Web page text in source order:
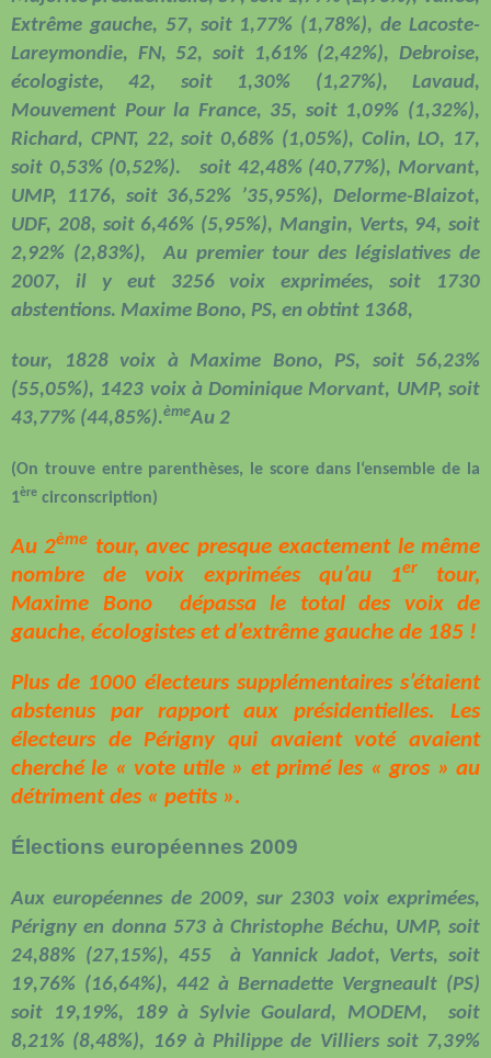
Extrême gauche, 57, soit 1,77% (1,78%), de Lacoste-
Lareymondie, FN, 52, soit 1,61% (2,42%), Debroise,
écologiste, 42, soit 1,30% (1,27%), Lavaud,
Mouvement Pour la France, 35, soit 1,09% (1,32%),
Richard, CPNT, 22, soit 0,68% (1,05%), Colin, LO, 17,
soit 0,53% (0,52%).
soit 42,48% (40,77%), Morvant,
UMP, 1176, soit 36,52% ’35,95%), Delorme-Blaizot,
UDF, 208, soit 6,46% (5,95%), Mangin, Verts, 94, soit
2,92% (2,83%),
Au premier tour des législatives de
2007, il y eut 3256 voix exprimées, soit 1730
abstentions. Maxime Bono, PS, en obtint 1368,
tour, 1828 voix à Maxime Bono, PS, soit 56,23%
(55,05%), 1423 voix à Dominique Morvant, UMP, soit
43,77% (44,85%).èmeAu 2
(On trouve entre parenthèses, le score dans l‘ensemble de la
1ère circonscription)
Au 2ème tour, avec presque exactement le même
nombre de voix exprimées qu’au 1er
tour,
Maxime Bono
dépassa le total des voix de
gauche, écologistes et d’extrême gauche de 185 !
Plus de 1000 électeurs supplémentaires s’étaient
abstenus par rapport aux présidentielles. Les
électeurs de Périgny qui avaient voté avaient
cherché le « vote utile » et primé les « gros » au
détriment des « petits ».
Élections européennes 2009
Aux européennes de 2009, sur 2303 voix exprimées,
Périgny en donna 573 à Christophe Béchu, UMP, soit
24,88% (27,15%), 455
à Yannick Jadot, Verts, soit
19,76% (16,64%), 442 à Bernadette Vergneault (PS)
soit 19,19%, 189 à Sylvie Goulard, MODEM,
soit
8,21% (8,48%), 169 à Philippe de Villiers soit 7,39%